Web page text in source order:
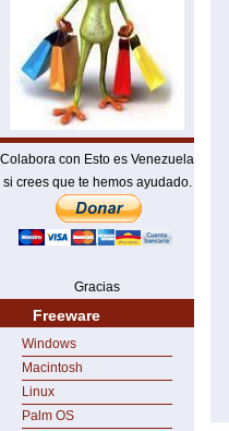
Colabora con Esto es Venezuela
si crees que te hemos ayudado.
Gracias
Freeware
Windows
Macintosh
Linux
Palm OS